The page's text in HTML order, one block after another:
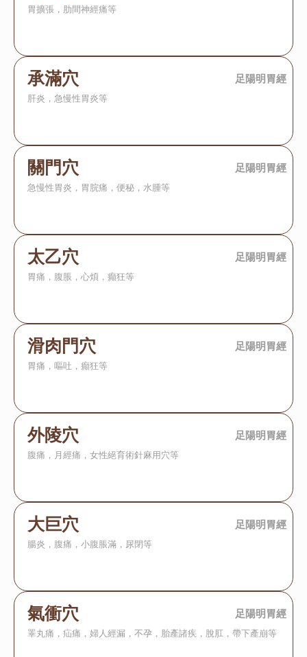
胃擴張，肋間神經痛等
承滿穴 足陽明胃經
肝炎，急慢性胃炎等
關門穴 足陽明胃經
急慢性胃炎，胃脘痛，便秘，水腫等
太乙穴 足陽明胃經
胃痛，腹脹，心煩，癲狂等
滑肉門穴 足陽明胃經
胃痛，嘔吐，癲狂等
外陵穴 足陽明胃經
腹痛，月經痛，女性絕育術針麻用穴等
大巨穴 足陽明胃經
腸炎，腹痛，小腹脹滿，尿閉等
氣衝穴 足陽明胃經
睪丸痛，疝痛，婦人經漏，不孕，胎產諸疾，脫肛，帶下產崩等